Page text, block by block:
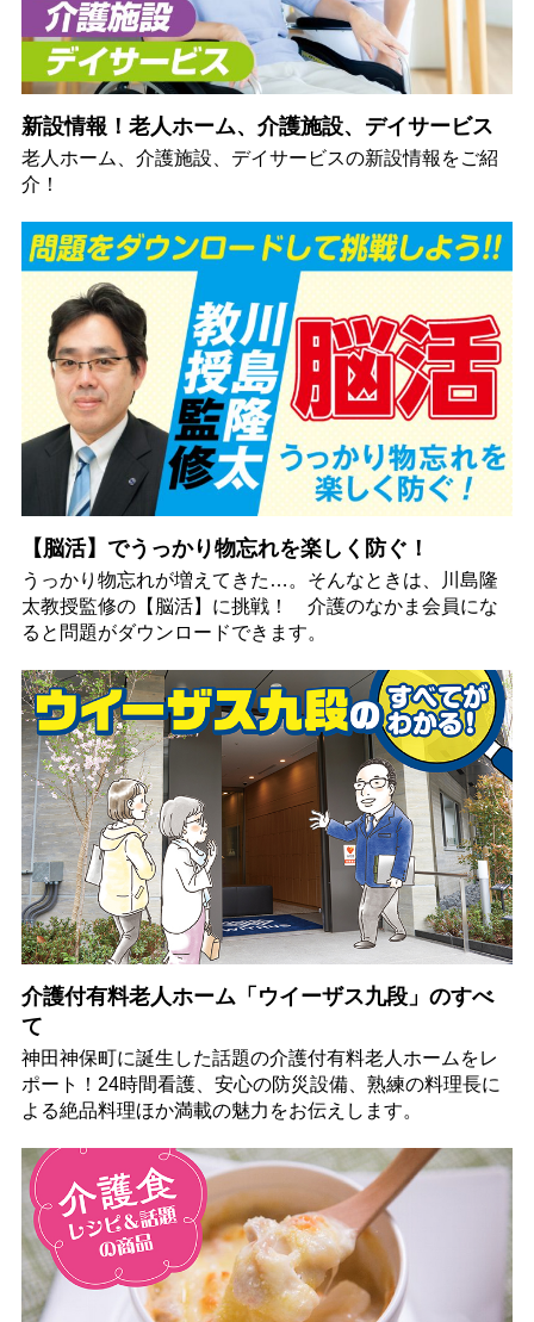
新設情報！老人ホーム、介護施設、デイサービス
老人ホーム、介護施設、デイサービスの新設情報をご紹
介！
【脳活】でうっかり物忘れを楽しく防ぐ！
うっかり物忘れが増えてきた…。そんなときは、川島隆
太教授監修の【脳活】に挑戦！ 介護のなかま会員にな
ると問題がダウンロードできます。
介護付有料老人ホーム「ウイーザス九段」のすべ
て
神田神保町に誕生した話題の介護付有料老人ホームをレ
ポート！24時間看護、安心の防災設備、熟練の料理長に
よる絶品料理ほか満載の魅力をお伝えします。